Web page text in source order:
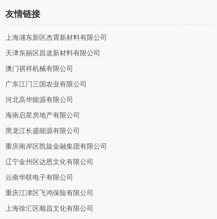
友情链接
上海浦东新区杰霄新材料有限公司
天津东丽区昌道新材料有限公司
澳门祺祥机械有限公司
广东江门三国农业有限公司
河北高华能源有限公司
海南启星房地产有限公司
黑龙江长盛能源有限公司
重庆南岸区凯旋金融集团有限公司
辽宁金州区达恩文化有限公司
云南华联电子有限公司
重庆江津区飞鸿保险有限公司
上海徐汇区顺昌文化有限公司